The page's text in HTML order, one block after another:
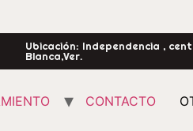
Ubicación: Independencia ,
Blanca,Ver.
CONTACTO